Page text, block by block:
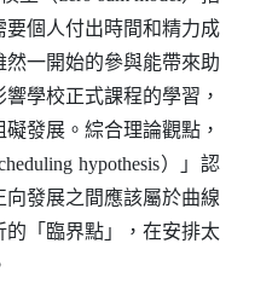
個人付出時間和精力成
一開始的參與能帶來助
學校正式課程的學習，
發展。綜合理論觀點，
hypothesis）」認
發展之間應該屬於曲線
的「臨界點」，在安排太